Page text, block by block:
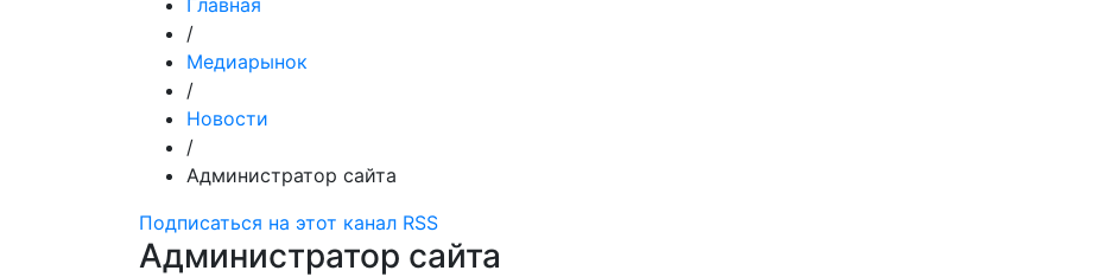
Главная
/
Медиарынок
/
Новости
/
Администратор сайта
Подписаться на этот канал RSS
Администратор сайта